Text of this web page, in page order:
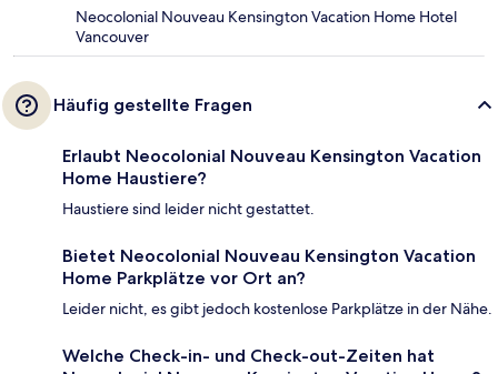
Neocolonial Nouveau Kensington Vacation Home Hotel
Vancouver
Häufig gestellte Fragen
Erlaubt Neocolonial Nouveau Kensington Vacation
Home Haustiere?
Haustiere sind leider nicht gestattet.
Bietet Neocolonial Nouveau Kensington Vacation
Home Parkplätze vor Ort an?
Leider nicht, es gibt jedoch kostenlose Parkplätze in der Nähe.
Welche Check-in- und Check-out-Zeiten hat